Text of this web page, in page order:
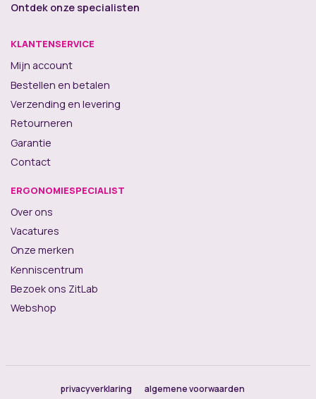
Ontdek onze specialisten
KLANTENSERVICE
Mijn account
Bestellen en betalen
Verzending en levering
Retourneren
Garantie
Contact
ERGONOMIESPECIALIST
Over ons
Vacatures
Onze merken
Kenniscentrum
Bezoek ons ZitLab
Webshop
privacyverklaring
algemene voorwaarden